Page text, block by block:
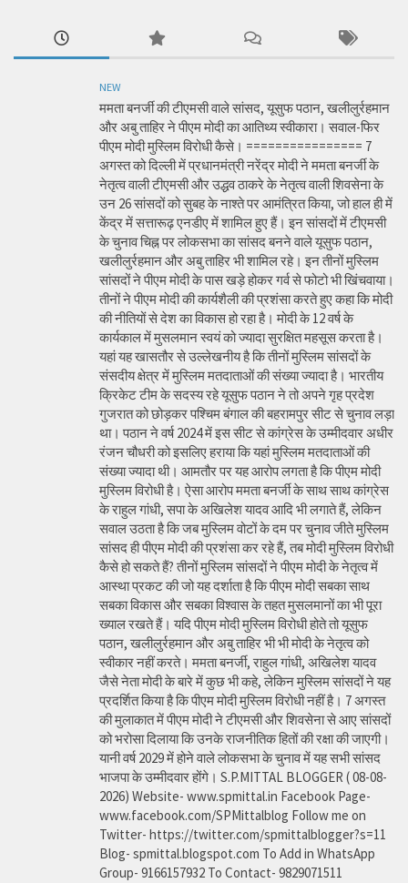
NEW
ममता बनर्जी की टीएमसी वाले सांसद, यूसुफ पठान, खलीलुर्रहमान
और अबु ताहिर ने पीएम मोदी का आतिथ्य स्वीकारा। सवाल-फिर
पीएम मोदी मुस्लिम विरोधी कैसे। ================ 7
अगस्त को दिल्ली में प्रधानमंत्री नरेंद्र मोदी ने ममता बनर्जी के
नेतृत्व वाली टीएमसी और उद्धव ठाकरे के नेतृत्व वाली शिवसेना के
उन 26 सांसदों को सुबह के नाश्ते पर आमंत्रित किया, जो हाल ही में
केंद्र में सत्तारूढ़ एनडीए में शामिल हुए हैं। इन सांसदों में टीएमसी
के चुनाव चिह्न पर लोकसभा का सांसद बनने वाले यूसुफ पठान,
खलीलुर्रहमान और अबु ताहिर भी शामिल रहे। इन तीनों मुस्लिम
सांसदों ने पीएम मोदी के पास खड़े होकर गर्व से फोटो भी खिंचवाया।
तीनों ने पीएम मोदी की कार्यशैली की प्रशंसा करते हुए कहा कि मोदी
की नीतियों से देश का विकास हो रहा है। मोदी के 12 वर्ष के
कार्यकाल में मुसलमान स्वयं को ज्यादा सुरक्षित महसूस करता है।
यहां यह खासतौर से उल्लेखनीय है कि तीनों मुस्लिम सांसदों के
संसदीय क्षेत्र में मुस्लिम मतदाताओं की संख्या ज्यादा है। भारतीय
क्रिकेट टीम के सदस्य रहे यूसुफ पठान ने तो अपने गृह प्रदेश
गुजरात को छोड़कर पश्चिम बंगाल की बहरामपुर सीट से चुनाव लड़ा
था। पठान ने वर्ष 2024 में इस सीट से कांग्रेस के उम्मीदवार अधीर
रंजन चौधरी को इसलिए हराया कि यहां मुस्लिम मतदाताओं की
संख्या ज्यादा थी। आमतौर पर यह आरोप लगता है कि पीएम मोदी
मुस्लिम विरोधी है। ऐसा आरोप ममता बनर्जी के साथ साथ कांग्रेस
के राहुल गांधी, सपा के अखिलेश यादव आदि भी लगाते हैं, लेकिन
सवाल उठता है कि जब मुस्लिम वोटों के दम पर चुनाव जीते मुस्लिम
सांसद ही पीएम मोदी की प्रशंसा कर रहे हैं, तब मोदी मुस्लिम विरोधी
कैसे हो सकते हैं? तीनों मुस्लिम सांसदों ने पीएम मोदी के नेतृत्व में
आस्था प्रकट की जो यह दर्शाता है कि पीएम मोदी सबका साथ
सबका विकास और सबका विश्वास के तहत मुसलमानों का भी पूरा
ख्याल रखते हैं। यदि पीएम मोदी मुस्लिम विरोधी होते तो यूसुफ
पठान, खलीलुर्रहमान और अबु ताहिर भी भी मोदी के नेतृत्व को
स्वीकार नहीं करते। ममता बनर्जी, राहुल गांधी, अखिलेश यादव
जैसे नेता मोदी के बारे में कुछ भी कहे, लेकिन मुस्लिम सांसदों ने यह
प्रदर्शित किया है कि पीएम मोदी मुस्लिम विरोधी नहीं है। 7 अगस्त
की मुलाकात में पीएम मोदी ने टीएमसी और शिवसेना से आए सांसदों
को भरोसा दिलाया कि उनके राजनीतिक हितों की रक्षा की जाएगी।
यानी वर्ष 2029 में होने वाले लोकसभा के चुनाव में यह सभी सांसद
भाजपा के उम्मीदवार होंगे। S.P.MITTAL BLOGGER ( 08-08-
2026) Website- www.spmittal.in Facebook Page-
www.facebook.com/SPMittalblog Follow me on
Twitter- https://twitter.com/spmittalblogger?s=11
Blog- spmittal.blogspot.com To Add in WhatsApp
Group- 9166157932 To Contact- 9829071511